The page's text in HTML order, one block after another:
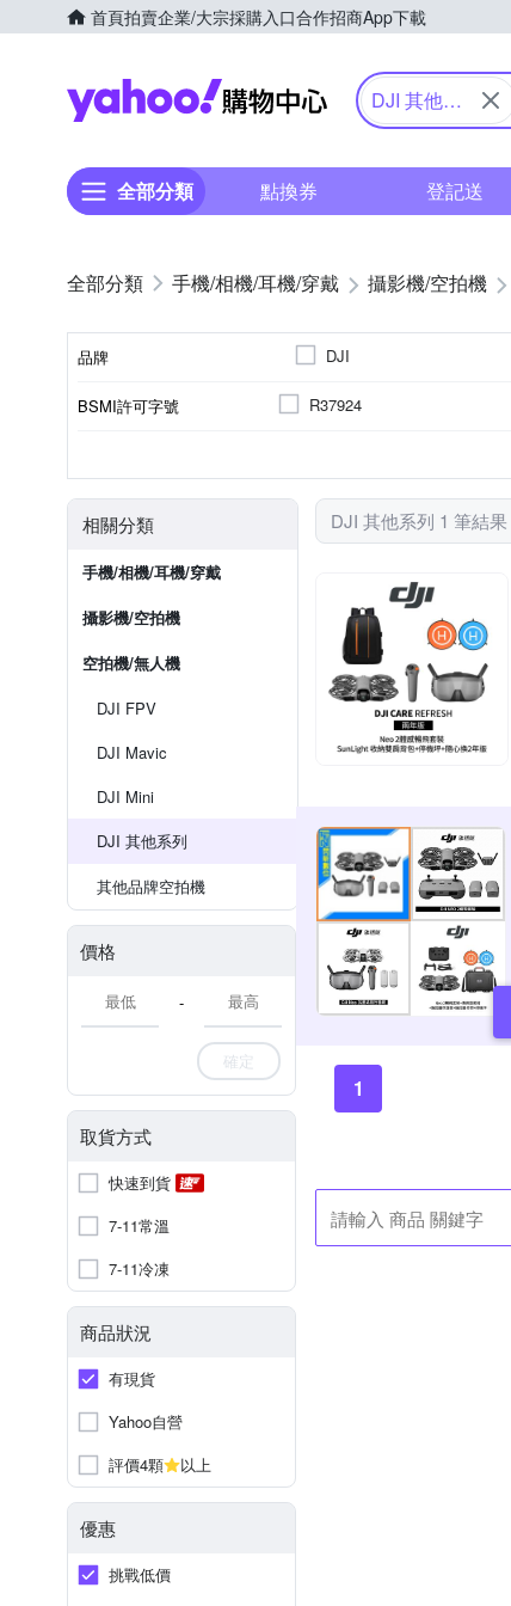
首頁拍賣企業/大宗採購入口合作招商App下載
Yahoo購物中心
DJI 其他系
全部分類 點換券 登記送
手機/相機/耳機/穿戴 攝影機/空拍機
品牌
品牌名稱
DJI
BSMI許可字號 R37924
相關分類
手機/相機/耳機/穿戴
攝影機/空拍機
空拍機/無人機
DJI FPV
DJI Mavic
DJI Mini
DJI 其他系列
其他品牌空拍機
價格
-
確定
取貨方式
快速到貨
7-11常溫
7-11冷凍
商品狀況
有現貨
Yahoo自營
評價4顆
以上
優惠
挑戰低價
DJI 其他系列 1 筆結果
1